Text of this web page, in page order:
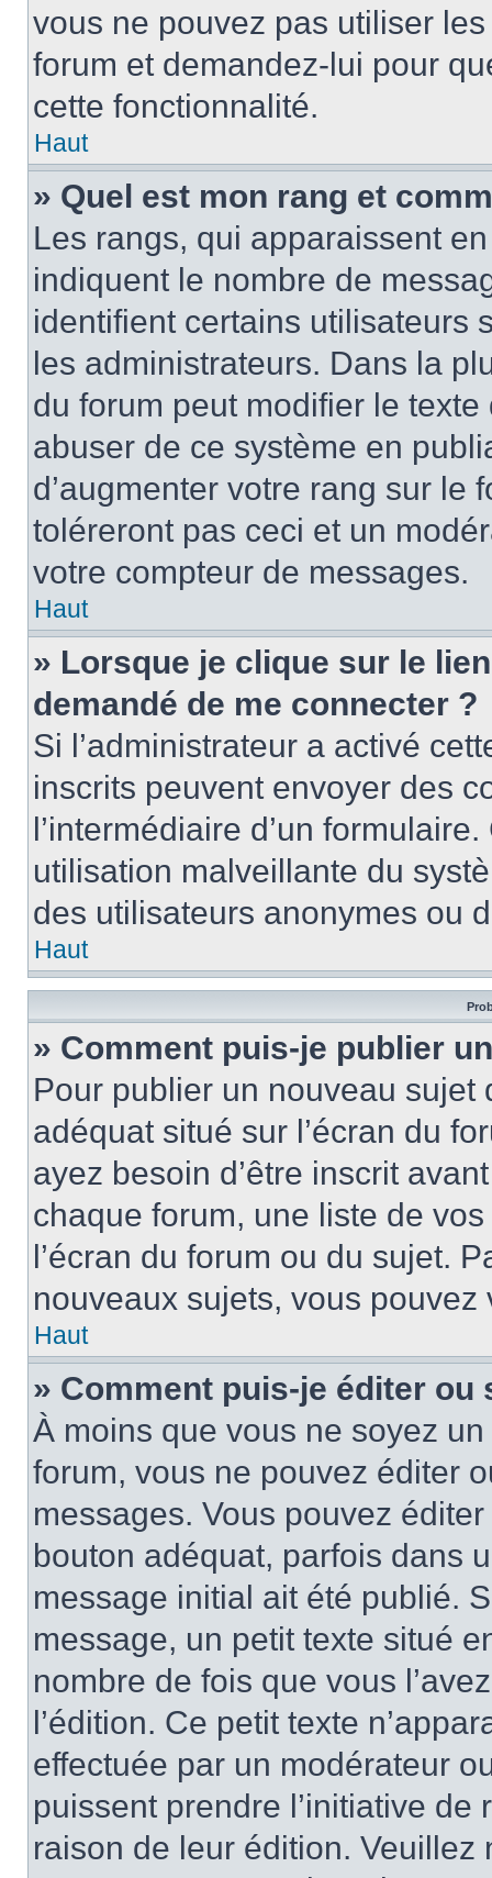
vous ne pouvez pas utiliser
forum et demandez-lui pour
cette fonctionnalité.
Haut
» Quel est mon rang et
Les rangs, qui apparaissent
indiquent le nombre de
identifient certains utilisateurs
les administrateurs. Dans la
du forum peut modifier le
abuser de ce système en
d’augmenter votre rang sur le
toléreront pas ceci et un
votre compteur de messages.
Haut
» Lorsque je clique sur le
demandé de me connecter ?
Si l’administrateur a activé
inscrits peuvent envoyer des
l’intermédiaire d’un
utilisation malveillante du
des utilisateurs anonymes ou
Haut
» Comment puis-je publier
Pour publier un nouveau
adéquat situé sur l’écran du
ayez besoin d’être inscrit
chaque forum, une liste de
l’écran du forum ou du sujet.
nouveaux sujets, vous
Haut
» Comment puis-je éditer
À moins que vous ne soyez
forum, vous ne pouvez éditer
messages. Vous pouvez
bouton adéquat, parfois dans
message initial ait été publié.
message, un petit texte situé
nombre de fois que vous
l’édition. Ce petit texte
effectuée par un modérateur
puissent prendre l’initiative
raison de leur édition.